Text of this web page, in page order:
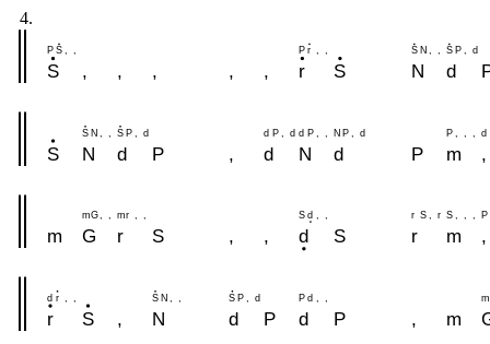
4.
P S , , P r , , S N , , S P , d
S , , , , , r S N d
S N S P d d P d d P N P d P d
S N d P , d N d P m ,
mG, , mr , , S d , , r S , r S , , , P
m G r S , , d S r m ,
d r S N S P d P d m
r S , N d P d P , m